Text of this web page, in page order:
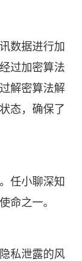
数据进行加
过加密算法
解密算法解
态，确保了
任小聊深知
命之一。
私泄露的风